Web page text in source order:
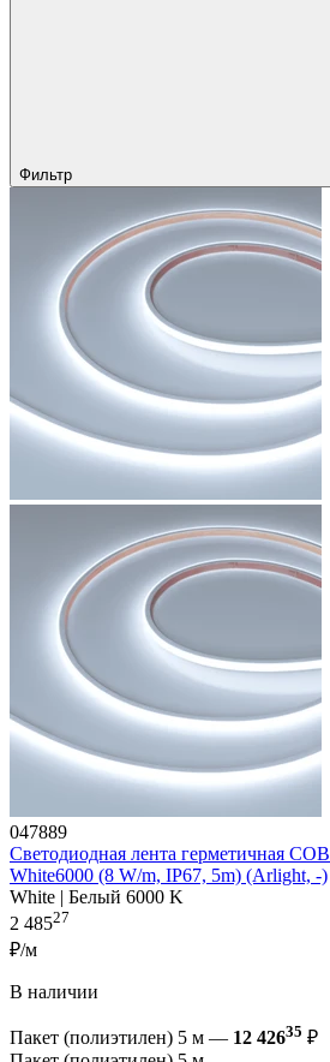
Фильтр
047889
Светодиодная лента герметичная
White6000 (8 W/m, IP67, 5m) (Arlight, -)
White | Белый 6000 K
2 48527
₽/м
В наличии
Пакет (полиэтилен) 5 м — 12 42635 ₽